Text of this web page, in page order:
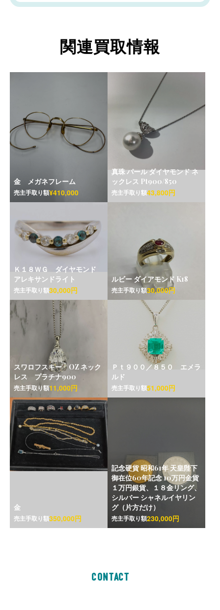
関連買取情報
金 メガネフレーム
売主手取り額¥410,000
真珠 パール ダイヤモンド ネ
ックレス Pt900/850
売主手取り額43,800円
Ｋ１８ＷＧ ダイヤモンド
アレキサンドライト
売主手取り額30,000円
ルビー ダイアモンド K18
売主手取り額30,000円
スワロフスキー OZ ネック
レス プラチナ900
売主手取り額11,000円
Ｐｔ９００／８５０ エメラ
ルド
売主手取り額51,000円
金
売主手取り額350,000円
記念硬貨 昭和61年 天皇陛下
御在位60年記念 10万円金貨
１万円銀貨、１８金リング、
シルバー シャネルイヤリン
グ（片方だけ）
売主手取り額230,000円
CONTACT